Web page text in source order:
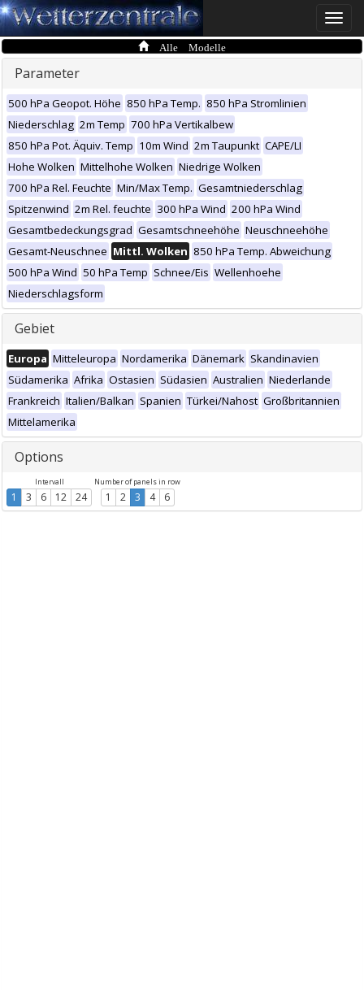
Toggle
Alle Modelle
Parameter
500 hPa Geopot. Höhe 850 hPa Temp. 850 hPa Stromlinien
Niederschlag 2m Temp 700 hPa Vertikalbew
850 hPa Pot. Äquiv. Temp 10m Wind 2m Taupunkt CAPE/LI
Hohe Wolken Mittelhohe Wolken Niedrige Wolken
700 hPa Rel. Feuchte Min/Max Temp. Gesamtniederschlag
Spitzenwind 2m Rel. feuchte 300 hPa Wind 200 hPa Wind
Gesamtbedeckungsgrad Gesamtschneehöhe Neuschneehöhe
Gesamt-Neuschnee Mittl. Wolken 850 hPa Temp. Abweichung
500 hPa Wind 50 hPa Temp Schnee/Eis Wellenhoehe
Niederschlagsform
Gebiet
Europa Mitteleuropa Nordamerika Dänemark Skandinavien
Südamerika Afrika Ostasien Südasien Australien Niederlande
Frankreich Italien/Balkan Spanien Türkei/Nahost Großbritannien
Mittelamerika
Options
Intervall
1 3 6 12 24
Number of panels in row
1 2 3 4 6